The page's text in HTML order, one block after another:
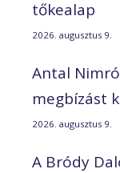
tőkealap
2026. augusztus 9.
Antal
megbízást
2026. augusztus 9.
A Bródy